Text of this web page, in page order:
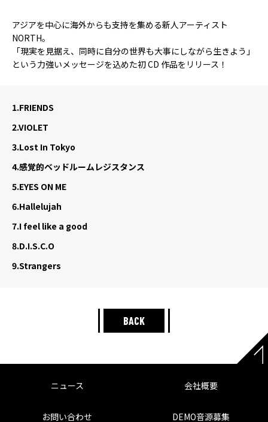
アジアを中心に海外からも支持を集める新人アーティスト
NORTH。
「現実を見据え、同時に自分の世界も大事にしながら生きよう」
という力強いメッセージを込めた初 CD 作品をリリース！
1.FRIENDS
2.VIOLET
3.Lost In Tokyo
4.感覚的ベッドルームレジスタンス
5.EYES ON ME
6.Hallelujah
7.I feel like a good
8.D.I.S.C.O
9.Strangers
BACK
ニュース 会社概要
お問い合わせ DEMO音源募集